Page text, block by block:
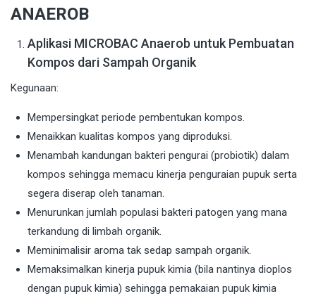
ANAEROB
Aplikasi MICROBAC Anaerob untuk Pembuatan
Kompos dari Sampah Organik
Kegunaan:
Mempersingkat periode pembentukan kompos.
Menaikkan kualitas kompos yang diproduksi.
Menambah kandungan bakteri pengurai (probiotik) dalam
kompos sehingga memacu kinerja penguraian pupuk serta
segera diserap oleh tanaman.
Menurunkan jumlah populasi bakteri patogen yang mana
terkandung di limbah organik.
Meminimalisir aroma tak sedap sampah organik.
Memaksimalkan kinerja pupuk kimia (bila nantinya dioplos
dengan pupuk kimia) sehingga pemakaian pupuk kimia